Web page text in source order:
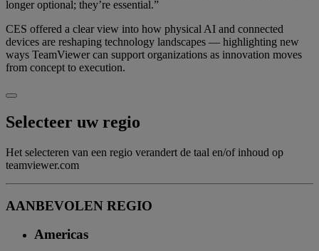
longer optional; they’re essential.”
CES offered a clear view into how physical AI and connected
devices are reshaping technology landscapes — highlighting new
ways TeamViewer can support organizations as innovation moves
from concept to execution.
Selecteer uw regio
Het selecteren van een regio verandert de taal en/of inhoud op
teamviewer.com
AANBEVOLEN REGIO
Americas